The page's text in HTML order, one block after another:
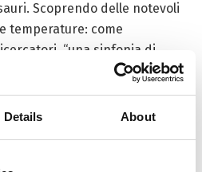
Details About
Scoprendo delle notevoli
temperature: come
“una sinfonia di
da note glaciali”. Nessuna
bensì fluttuazioni tra
dei ghiacci sciolti